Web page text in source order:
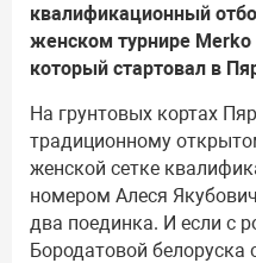
квалификационный
женском турнире Merko
который стартовал в
На грунтовых кортах
традиционному
женской сетке
номером Алеся
два поединка. И если с
Бородатовой белоруска